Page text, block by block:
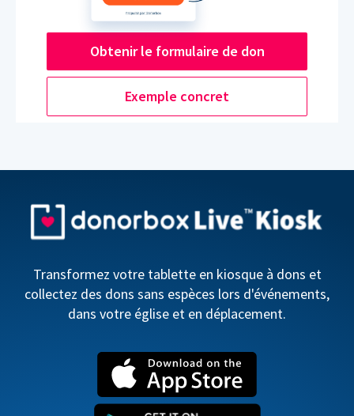
Obtenir le formulaire de don
Exemple concret
Transformez votre tablette en kiosque à dons et
collectez des dons sans espèces lors d'événements,
dans votre église et en déplacement.